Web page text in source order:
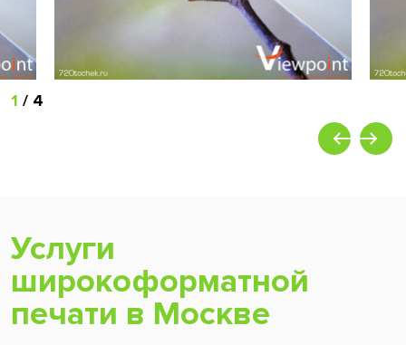
1 / 4
Услуги
широкоформатной
печати в Москве